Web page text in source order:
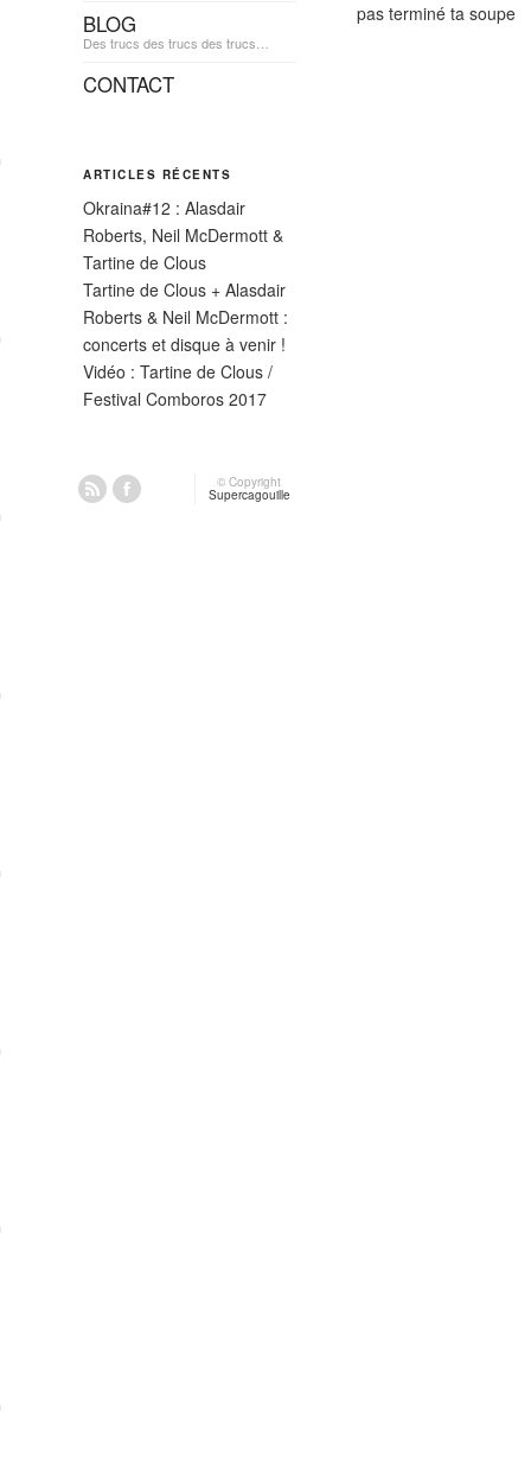
pas terminé ta soupe
BLOG
Des trucs des trucs des trucs…
CONTACT
ARTICLES RÉCENTS
Okraina#12 : Alasdair
Roberts, Neil McDermott &
Tartine de Clous
Tartine de Clous + Alasdair
Roberts & Neil McDermott :
concerts et disque à venir !
Vidéo : Tartine de Clous /
Festival Comboros 2017
© Copyright
Supercagouille